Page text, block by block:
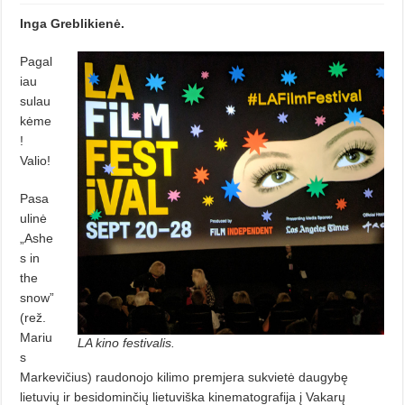
Inga Greblikienė.
LA kino festivalis.
Pagal
iau
sulau
kėme
!
Valio!
Pasa
ulinė
„Ashe
s in
the
snow”
(rež.
Mariu
s
Markevičius) raudonojo kilimo premjera sukvietė daugybę
lietuvių ir besidominčių lietuviška kinematografija į Vakarų